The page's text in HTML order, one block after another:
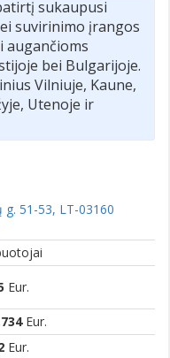
sukaupusi
suvirinimo įrangos
augančioms
bei Bulgarijoje.
Vilniuje, Kaune,
Utenoje ir
g. 51-53, LT-03160
Eur.
Eur.
Eur.